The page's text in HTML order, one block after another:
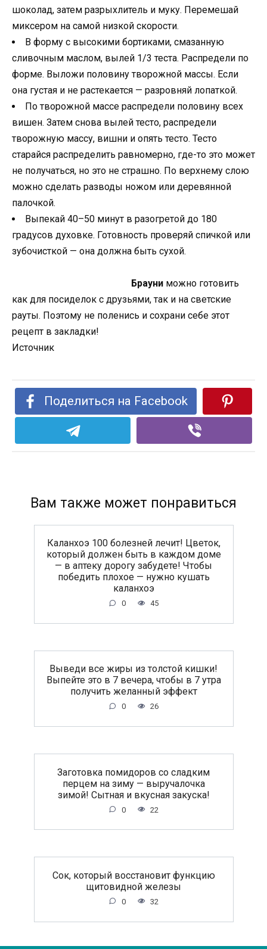
шоколад, затем разрыхлитель и муку. Перемешай
миксером на самой низкой скорости.
В форму с высокими бортиками, смазанную
сливочным маслом, вылей 1/3 теста. Распредели по
форме. Выложи половину творожной массы. Если
она густая и не растекается — разровняй лопаткой.
По творожной массе распредели половину всех
вишен. Затем снова вылей тесто, распредели
творожную массу, вишни и опять тесто. Тесто
старайся распределить равномерно, где-то это может
не получаться, но это не страшно. По верхнему слою
можно сделать разводы ножом или деревянной
палочкой.
Выпекай 40–50 минут в разогретой до 180
градусов духовке. Готовность проверяй спичкой или
зубочисткой — она должна быть сухой.
Брауни можно готовить
как для посиделок с друзьями, так и на светские
рауты. Поэтому не поленись и сохрани себе этот
рецепт в закладки!
Источник
Поделиться на Facebook
Вам также может понравиться
Каланхоэ 100 болезней лечит! Цветок,
который должен быть в каждом доме
— в аптеку дорогу забудете! Чтобы
победить плохое — нужно кушать
каланхоэ
0 45
Выведи все жиры из толстой кишки!
Выпейте это в 7 вечера, чтобы в 7 утра
получить желанный эффект
0 26
Заготовка помидоров со сладким
перцем на зиму — выручалочка
зимой! Сытная и вкусная закуска!
0 22
Сок, который восстановит функцию
щитовидной железы
0 32